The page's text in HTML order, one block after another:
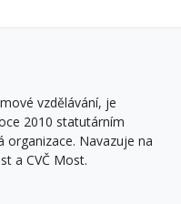
vzdělávání, je
2010 statutárním
Navazuje na
a CVČ Most.